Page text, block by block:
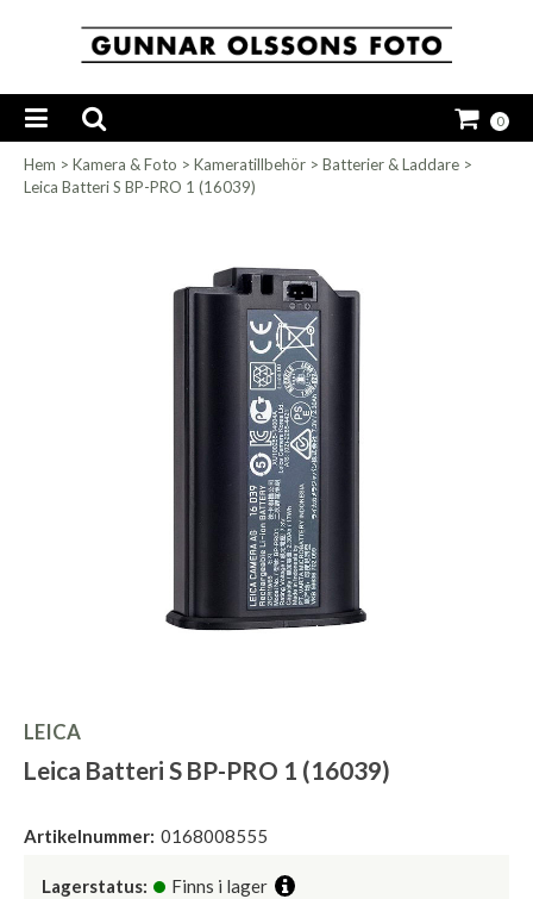
0
Hem > Kamera & Foto > Kameratillbehör > Batterier & Laddare >
Leica Batteri S BP-PRO 1 (16039)
LEICA
Leica Batteri S BP-PRO 1 (16039)
Artikelnummer: 0168008555
Lagerstatus: Finns i lager